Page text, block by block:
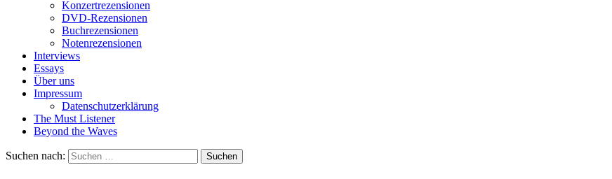
Konzertrezensionen
DVD-Rezensionen
Buchrezensionen
Notenrezensionen
Interviews
Essays
Über uns
Impressum
Datenschutzerklärung
The Must Listener
Beyond the Waves
Suchen nach: